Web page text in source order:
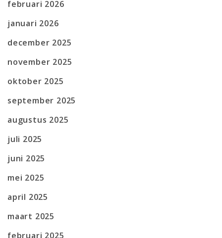
februari 2026
januari 2026
december 2025
november 2025
oktober 2025
september 2025
augustus 2025
juli 2025
juni 2025
mei 2025
april 2025
maart 2025
februari 2025